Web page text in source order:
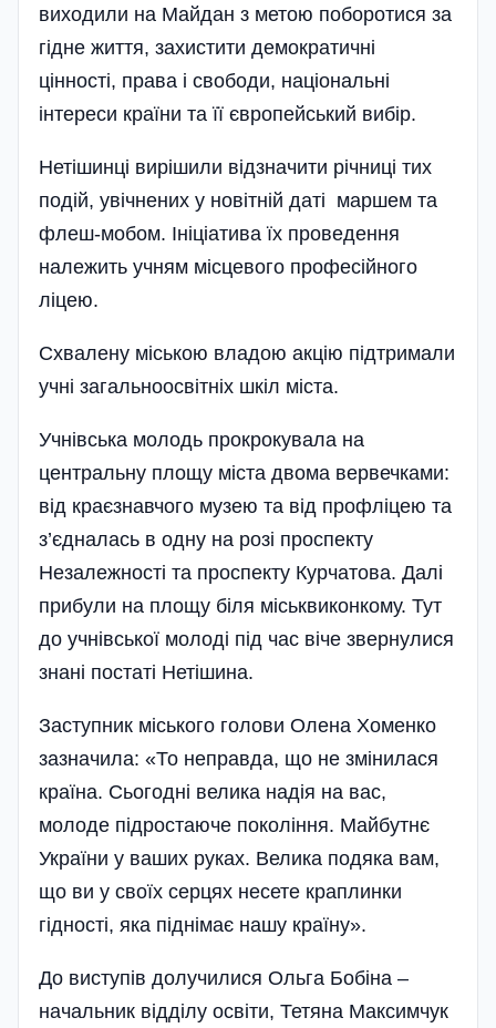
виходили на Майдан з метою поборотися за
гідне життя, захистити демократичні
цінності, права і свободи, національні
інтереси країни та її європейський вибір.
Нетішинці вирішили відзначити річниці тих
подій, увічнених у новітній даті маршем та
флеш-мобом. Ініціатива їх проведення
належить учням місцевого професійного
ліцею.
Схвалену міською владою акцію підтримали
учні загальноосвітніх шкіл міста.
Учнівська молодь прокрокувала на
центральну площу міста двома вервечками:
від краєзнавчого музею та від профліцею та
з’єдналась в одну на розі проспекту
Незалежності та проспекту Курчатова. Далі
прибули на площу біля міськвиконкому. Тут
до учнівської молоді під час віче звернулися
знані постаті Нетішина.
Заступник міського голови Олена Хоменко
зазначила: «То неправда, що не змінилася
країна. Сьогодні велика надія на вас,
молоде підростаюче покоління. Майбутнє
України у ваших руках. Велика подяка вам,
що ви у своїх серцях несете краплинки
гідності, яка піднімає нашу країну».
До виступів долучилися Ольга Бобіна –
начальник відділу освіти, Тетяна Максимчук